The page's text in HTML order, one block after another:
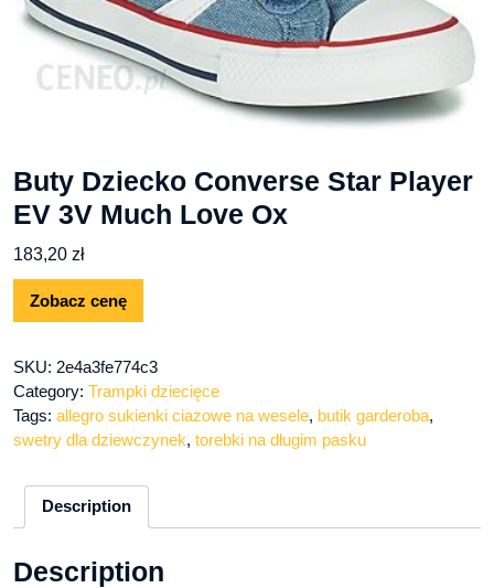
Buty Dziecko Converse Star Player
EV 3V Much Love Ox
183,20 zł
Zobacz cenę
SKU: 2e4a3fe774c3
Category: Trampki dziecięce
Tags: allegro sukienki ciazowe na wesele, butik garderoba,
swetry dla dziewczynek, torebki na długim pasku
Description
Description